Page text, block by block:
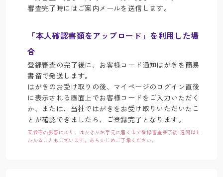
審査完了時にはご案内メールを送信します。
「本人確認書類をアップロード」を利用した場
合
登録審査の完了後に、お客様コード通知はがきを簡易
書留で発送します。
はがきのお受け取りの後、マイページのログイン直後
に表示される画面上でお客様コードをご入力いただく
か、または、当社ではがきをお受け取りいただいたこ
とが確認できましたら、ご登録完了となります。
天候等の影響により、はがきがお手元に届くまで登録審査完了後1週間以上
かかることもございます。あらかじめご了承ください。